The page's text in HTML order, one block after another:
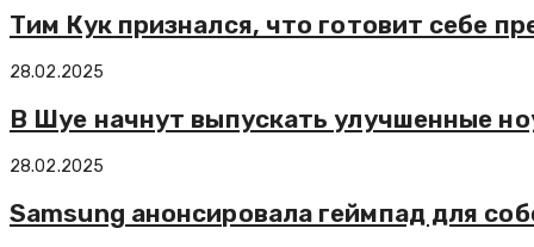
Тим Кук признался, что готовит себе
28.02.2025
В Шуе начнут выпускать улучшенные
28.02.2025
Samsung анонсировала геймпад для